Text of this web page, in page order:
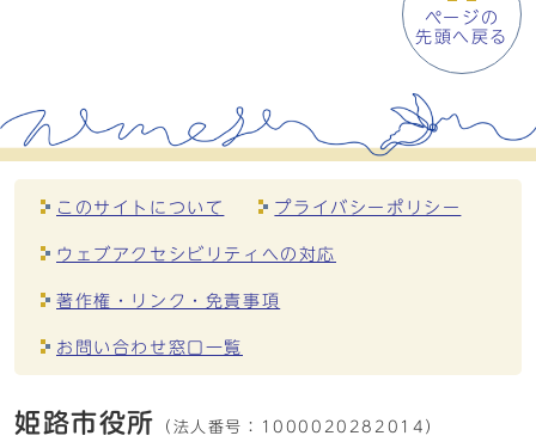
ページの
先頭へ戻る
このサイトについて プライバシーポリシー
ウェブアクセシビリティへの対応
著作権・リンク・免責事項
お問い合わせ窓口一覧
姫路市役所 （法人番号： 1000020282014）